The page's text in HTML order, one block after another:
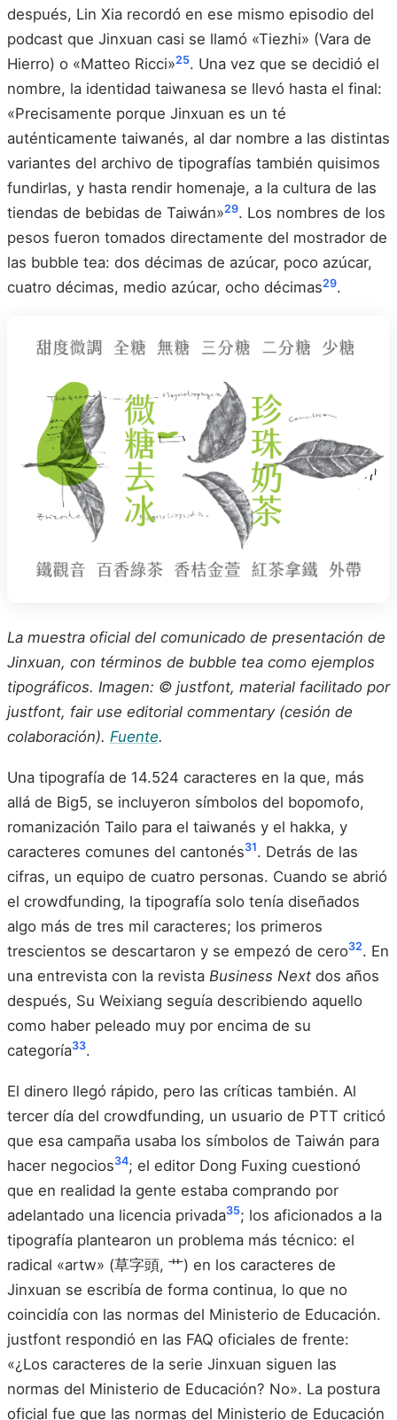
después, Lin Xia recordó en ese mismo episodio del
podcast que Jinxuan casi se llamó «Tiezhi» (Vara de
Hierro) o «Matteo Ricci»25. Una vez que se decidió el
nombre, la identidad taiwanesa se llevó hasta el final:
«Precisamente porque Jinxuan es un té
auténticamente taiwanés, al dar nombre a las distintas
variantes del archivo de tipografías también quisimos
fundirlas, y hasta rendir homenaje, a la cultura de las
tiendas de bebidas de Taiwán»29. Los nombres de los
pesos fueron tomados directamente del mostrador de
las bubble tea: dos décimas de azúcar, poco azúcar,
cuatro décimas, medio azúcar, ocho décimas29.
La muestra oficial del comunicado de presentación de
Jinxuan, con términos de bubble tea como ejemplos
tipográficos. Imagen: © justfont, material facilitado por
justfont, fair use editorial commentary (cesión de
colaboración). Fuente.
Una tipografía de 14.524 caracteres en la que, más
allá de Big5, se incluyeron símbolos del bopomofo,
romanización Tailo para el taiwanés y el hakka, y
caracteres comunes del cantonés31. Detrás de las
cifras, un equipo de cuatro personas. Cuando se abrió
el crowdfunding, la tipografía solo tenía diseñados
algo más de tres mil caracteres; los primeros
trescientos se descartaron y se empezó de cero32. En
una entrevista con la revista Business Next dos años
después, Su Weixiang seguía describiendo aquello
como haber peleado muy por encima de su
categoría33.
El dinero llegó rápido, pero las críticas también. Al
tercer día del crowdfunding, un usuario de PTT criticó
que esa campaña usaba los símbolos de Taiwán para
hacer negocios34; el editor Dong Fuxing cuestionó
que en realidad la gente estaba comprando por
adelantado una licencia privada35; los aficionados a la
tipografía plantearon un problema más técnico: el
radical «artw» (草字頭, 艹) en los caracteres de
Jinxuan se escribía de forma continua, lo que no
coincidía con las normas del Ministerio de Educación.
justfont respondió en las FAQ oficiales de frente:
«¿Los caracteres de la serie Jinxuan siguen las
normas del Ministerio de Educación? No». La postura
oficial fue que las normas del Ministerio de Educación